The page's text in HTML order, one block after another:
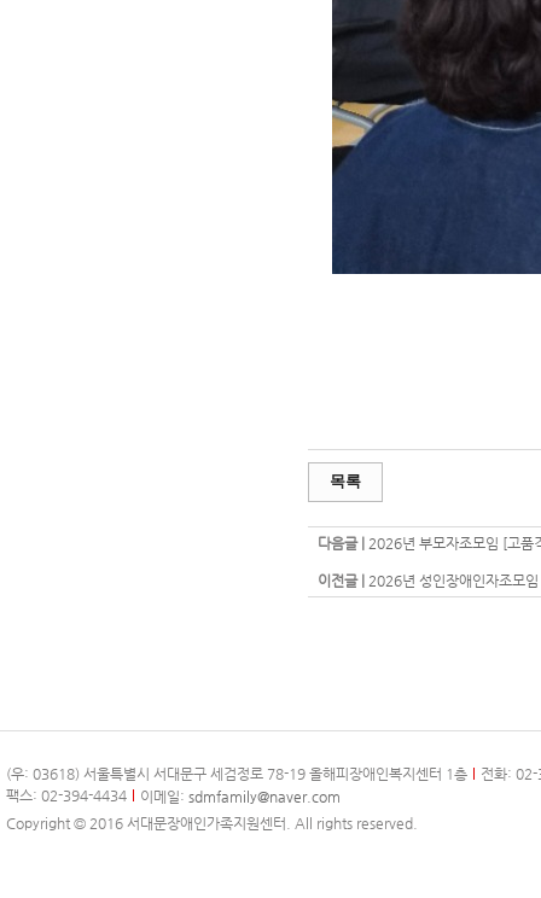
목록
다음글 | 2026년 부모자조모임 [고품
이전글 | 2026년 성인장애인자조모
(우: 03618) 서울특별시 서대문구 세검정로 78-19 올해피장애인복지센터 1층
전화:
팩스: 02-394-4434
이메일: sdmfamily@naver.com
Copyright © 2016 서대문장애인가족지원센터. All rights reserved.